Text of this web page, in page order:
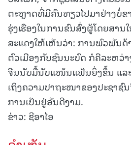
ຕະຫຼາດທີ່ມີຄົນທຽວໄປມາຢ່າງບໍ່ຂ
ຮຸ່ງເຮືອງໃນການຂົນສົ່ງຜູ້ໂດຍສານ
ສະແດງໃຫ້ເຫັນວ່າ: ການພົວພັນດ້
ຕົວເມືອງກັບຊົນນະບົດ ກໍຄືລະຫວ່
ຈີນນັບມື້ນັບແໜ້ນແຟ້ນຍິ່ງຂຶ້ນ ແລ
ເຖິງຄວາມປາຖະໜາຂອງປະຊາ
ການເປັນຢູ່ອັນດີງາມ.
ຂ່າວ: ຊີອາໄອ